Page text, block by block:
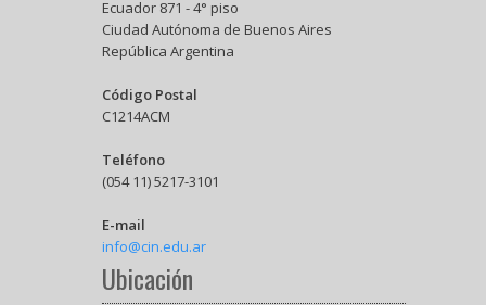
Ecuador 871 - 4° piso
Ciudad Autónoma de Buenos Aires
República Argentina
Código Postal
C1214ACM
Teléfono
(054 11) 5217-3101
E-mail
info@cin.edu.ar
Ubicación